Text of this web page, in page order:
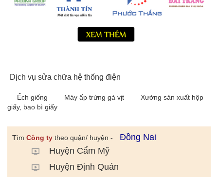
Dịch vụ sửa chữa hệ thống điện
Ếch giống Máy ấp trứng gà vịt
Xưởng sản xuất hộp
giấy, bao bì giấy
Tìm Công ty theo quận/ huyện -
Đồng Nai
Huyện Cẩm Mỹ
Huyện Định Quán